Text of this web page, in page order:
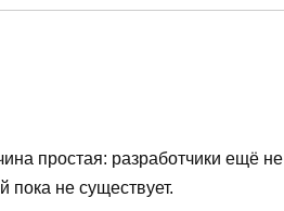
простая: разработчики ещё не
пока не существует.